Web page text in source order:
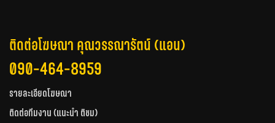
ติดต่อโฆษณา คุณวรรณารัตน์ (แอน)
090-464-8959
รายละเอียดโฆษณา
ติดต่อทีมงาน (แนะนำ ติชม)